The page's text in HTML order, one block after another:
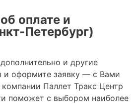
оплате и
Петербург)
и другие
и оформите заявку — с Вами
Паллет Тракс Центр
поможет с выбором наиболее